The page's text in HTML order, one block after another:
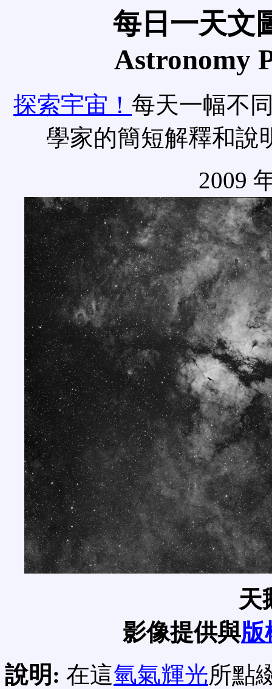
每日一天文
Astronomy
探索宇宙！ 每天一幅不
學家的簡短解釋和說
2009
天
影像提供與版
說明: 在這氫氣輝光所點